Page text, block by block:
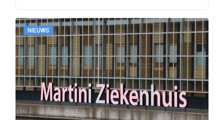
NIEUWS